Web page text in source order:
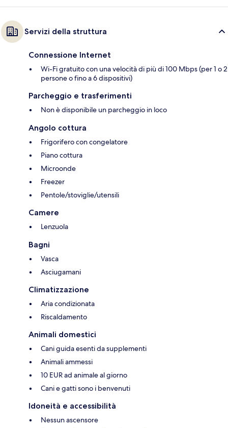
Servizi della struttura
Connessione Internet
Wi-Fi gratuito con una velocità di più di 100 Mbps (per 1 o 2
persone o fino a 6 dispositivi)
Parcheggio e trasferimenti
Non è disponibile un parcheggio in loco
Angolo cottura
Frigorifero con congelatore
Piano cottura
Microonde
Freezer
Pentole/stoviglie/utensili
Camere
Lenzuola
Bagni
Vasca
Asciugamani
Climatizzazione
Aria condizionata
Riscaldamento
Animali domestici
Cani guida esenti da supplementi
Animali ammessi
10 EUR ad animale al giorno
Cani e gatti sono i benvenuti
Idoneità e accessibilità
Nessun ascensore